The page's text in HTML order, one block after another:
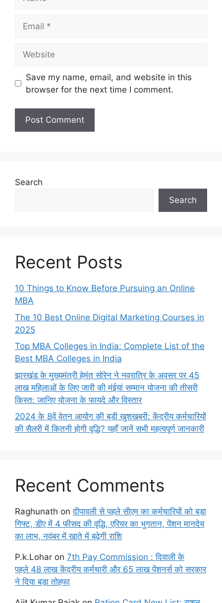
Save my name, email, and website in this
browser for the next time I comment.
Search
Search
Recent Posts
10 Things to Know Before Pursuing an Online
MBA
The 10 Best Online Digital Marketing Courses in
2025
Top MBA Colleges in India: Complete List of the
Best MBA Colleges in India
झारखंड के मुख्यमंत्री हेमंत सोरेन ने नवरात्रि के अवसर पर 45
लाख महिलाओं के लिए जारी की मंईयां सम्मान योजना की तीसरी
किस्त: जानिए योजना के फायदे और विस्तार
2024 के 8वें वेतन आयोग की बड़ी खुशखबरी: केंद्रीय कर्मचारियों
की सैलरी में कितनी होगी वृद्धि? यहाँ जानें सभी महत्वपूर्ण जानकारी
Recent Comments
Raghunath onदीपावली से पहले सीएम का कर्मचारियों को बड़ा
गिफ्ट, डीए में 4 फीसद की वृद्धि, एरियर का भुगतान, पेंशन मानदेय
का लाभ, नवंबर में खाते में बढ़ेगी राशि
P.k.Lohar on 7th Pay Commission : दिवाली के
पहले 48 लाख केंद्रीय कर्मचारी और 65 लाख पेंशनर्स को सरकार
ने दिया बड़ा तोहफा